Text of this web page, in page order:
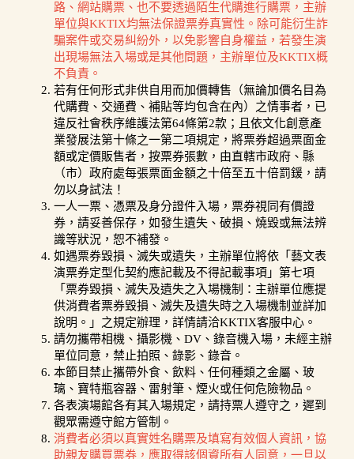
路、網站購票、也不要透過陌生代購進行購票，主辦
單位與KKTIX均無法保證票券真實性。除可能衍生詐
騙案件或交易糾紛外，以免影響自身權益，若發生演
出現場無法入場或是其他問題，主辦單位及KKTIX概
不負責。
若有任何形式非供自用而加價轉售（無論加價名目為
代購費、交通費、補貼等均包含在內）之情事者，已
違反社會秩序維護法第64條第2款；且依文化創意產
業發展法第十條之一第二項規定，將票券超過票面金
額或定價販售者，按票券張數，由直轄市政府、縣
（市）政府處每張票面金額之十倍至五十倍罰鍰，請
勿以身試法！
一人一票、憑票及身分證件入場，票券視同有價證
券，請妥善保存，如發生遺失、破損、燒毀或無法辨
識等狀況，恕不補發。
如遇票券毀損、滅失或遺失，主辦單位將依「藝文表
演票券定型化契約應記載及不得記載事項」第七項
「票券毀損、滅失及遺失之入場機制：主辦單位應提
供消費者票券毀損、滅失及遺失時之入場機制並詳加
說明。」之規定辦理，詳情請洽KKTIX客服中心。
請勿攜帶相機、攝影機、DV、錄音機入場，未經主辦
單位同意，禁止拍照、錄影、錄音。
本節目禁止攜帶外食、飲料、任何種類之金屬、玻
璃、寶特瓶容器、雷射筆、煙火或任何危險物品。
各表演場館各有其入場規定，請持票人遵守之，遲到
觀眾需遵守館方管制。
消費者必須以真實姓名購票及填寫有效個人資訊，協
助親友購買票券，應取得該個資所有人同意，一旦以